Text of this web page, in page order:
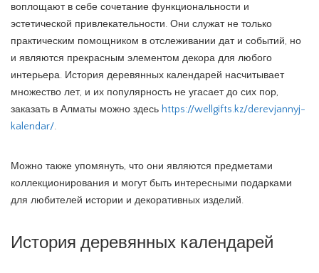
воплощают в себе сочетание функциональности и
эстетической привлекательности. Они служат не только
практическим помощником в отслеживании дат и событий, но
и являются прекрасным элементом декора для любого
интерьера. История деревянных календарей насчитывает
множество лет, и их популярность не угасает до сих пор,
заказать в Алматы можно здесь https://wellgifts.kz/derevjannyj-
kalendar/.
Можно также упомянуть, что они являются предметами
коллекционирования и могут быть интересными подарками
для любителей истории и декоративных изделий.
История деревянных календарей